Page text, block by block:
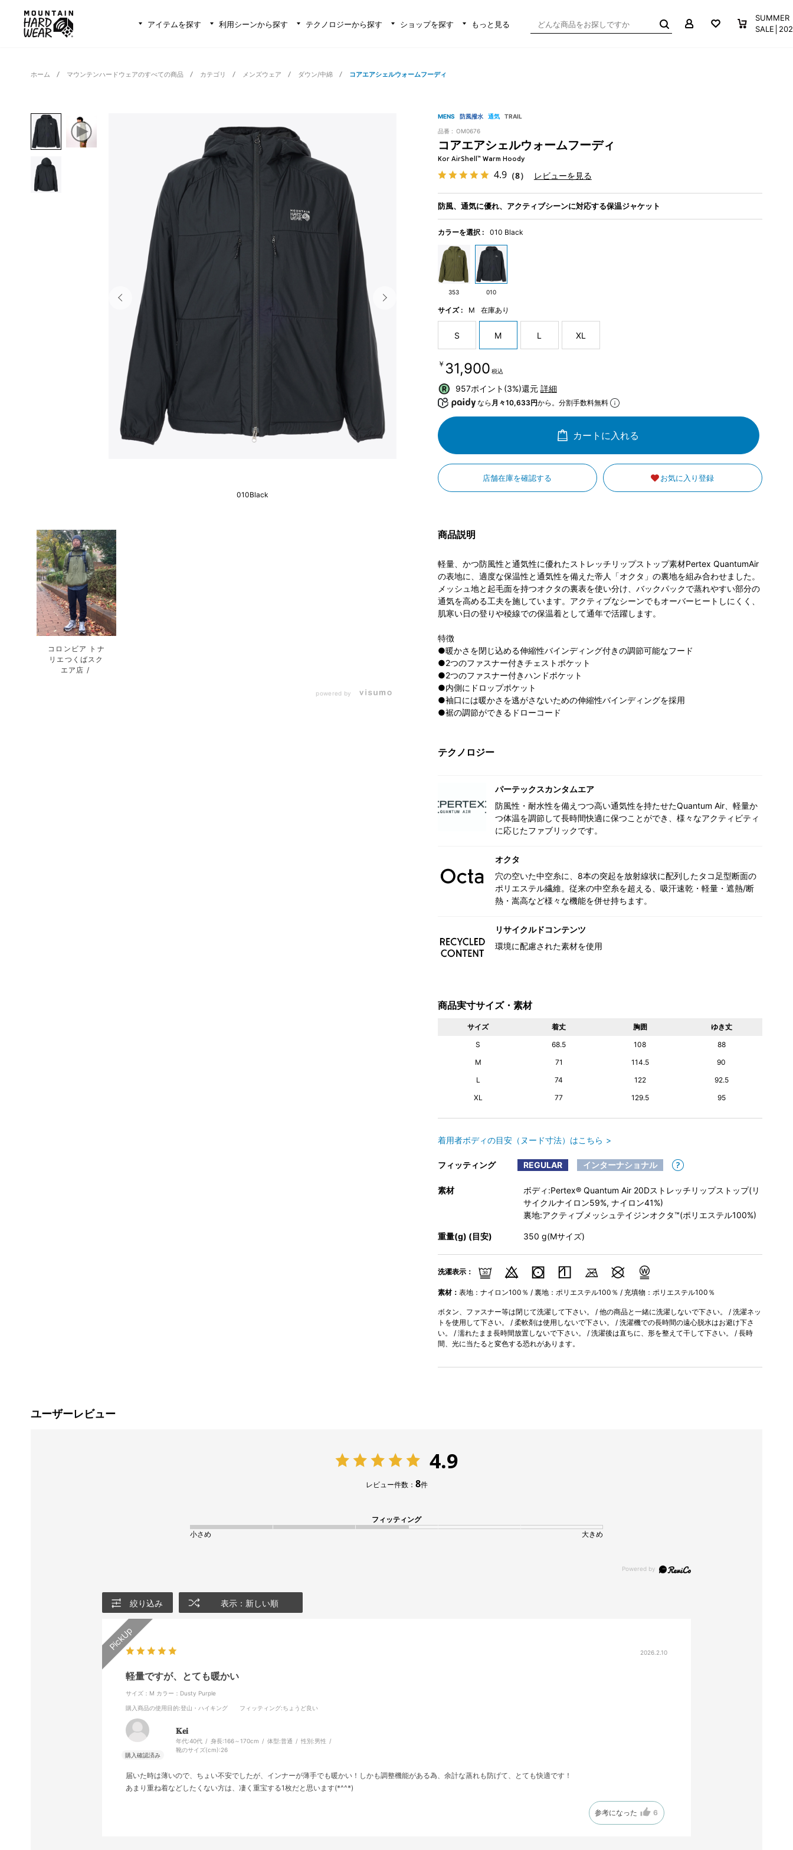
アイテムを探す 利用シーンから探す テクノロジーから探す ショップを探す もっと見る
お気に入り買い物か
SUMMER
ホーム マウンテンハードウェアのすべての商品 カテゴリ メンズウェア ダウン/中綿 コアエアシェルウォームフーディ
010Black
コロンビア トナ
リエつくばスク
エア店
powered by
MENS 防風撥水 通気 TRAIL
品番 : OM0676
コアエアシェルウォームフーディ
Kor AirShell™ Warm Hoody
4.9（8） レビューを見る
防風、通気に優れ、アクティブシーンに対応する保温ジャケット
カラーを選択 : 010 Black
353 010
サイズ : M 在庫あり
S M L XL
￥31,900 税込
957ポイント(3%)還元 詳細
なら 月々10,633円から。分割手数料無料
カートに入れる
店舗在庫を確認する お気に入り登録
商品説明
軽量、かつ防風性と通気性に優れたストレッチリップストップ素材Pertex QuantumAir
の表地に、適度な保温性と通気性を備えた帝人「オクタ」の裏地を組み合わせました。
メッシュ地と起毛面を持つオクタの裏表を使い分け、バックパックで蒸れやすい部分の
通気を高める工夫を施しています。アクティブなシーンでもオーバーヒートしにくく、
肌寒い日の登りや稜線での保温着として通年で活躍します。
特徴
●暖かさを閉じ込める伸縮性バインディング付きの調節可能なフード
●2つのファスナー付きチェストポケット
●2つのファスナー付きハンドポケット
●内側にドロップポケット
●袖口には暖かさを逃がさないための伸縮性バインディングを採用
●裾の調節ができるドローコード
テクノロジー
パーテックスカンタムエア
防風性・耐水性を備えつつ高い通気性を持たせたQuantum Air、軽量か
つ体温を調節して長時間快適に保つことができ、様々なアクティビティ
に応じたファブリックです。
オクタ
穴の空いた中空糸に、8本の突起を放射線状に配列したタコ足型断面の
ポリエステル繊維。従来の中空糸を超える、吸汗速乾・軽量・遮熱/断
熱・嵩高など様々な機能を併せ持ちます。
リサイクルドコンテンツ
環境に配慮された素材を使用
商品実寸サイズ・素材
サイズ 着丈 胸囲
ゆき丈
S
68.5 108
88
M
71 114.5
90
L
74 122
92.5
XL
77 129.5 95
着用者ボディの目安（ヌード寸法）はこちら
フィッティング REGULAR インターナショナル
素材
ボディ:Pertex® Quantum Air 20Dストレッチリップストップ(リ
サイクルナイロン59%, ナイロン41%)
裏地:アクティブメッシュテイジンオクタ™(ポリエステル100%)
重量(g) (目安) 350 g(Mサイズ)
洗濯表示：
素材： 表地：ナイロン100％ / 裏地：ポリエステル100％ / 充填物：ポリエステル100％
ボタン、ファスナー等は閉じて洗濯して下さい。 / 他の商品と一緒に洗濯しないで下さい。 / 洗濯ネッ
トを使用して下さい。 / 柔軟剤は使用しないで下さい。 / 洗濯機での長時間の遠心脱水はお避け下さ
い。 / 濡れたまま長時間放置しないで下さい。 / 洗濯後は直ちに、形を整えて干して下さい。 / 長時
間、光に当たると変色する恐れがあります。
ユーザーレビュー
4.9
レビュー件数： 8件
フィッティング
小さめ
大きめ
絞り込み 表示：新しい順
2026.2.10
軽量ですが、とても暖かい
サイズ：M カラー：Dusty Purple
購入商品の使用目的:登山・ハイキング フィッティング:ちょうど良い
𝐊𝐞𝐢
年代:40代 身長:166～170cm 体型:普通 性別:男性
靴のサイズ(cm):26
届いた時は薄いので、ちょい不安でしたが、インナーが薄手でも暖かい！しかも調整機能がある為、余計な蒸れも防げて、とても快適です！
あまり重ね着などしたくない方は、凄く重宝する1枚だと思います(*^^*)
参考になった 6